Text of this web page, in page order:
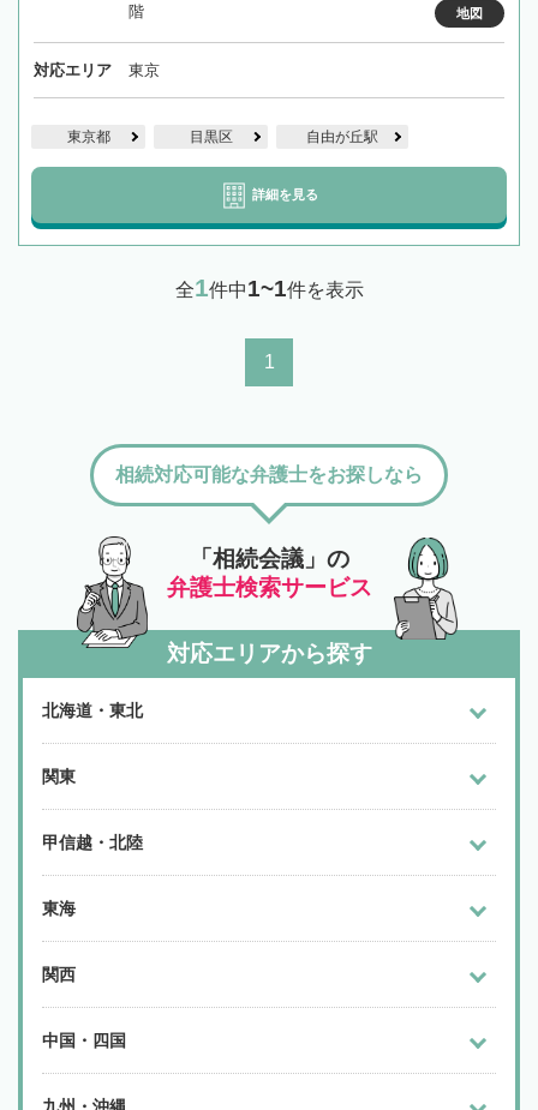
階
地図
対応エリア 東京
東京都 目黒区 自由が丘駅
詳細を見る
全1件中1~1件を表示
1
「相続会議」の
弁護士検索サービス
相続対応可能な弁護士をお探しなら
対応エリアから探す
北海道・東北
関東
甲信越・北陸
東海
関西
中国・四国